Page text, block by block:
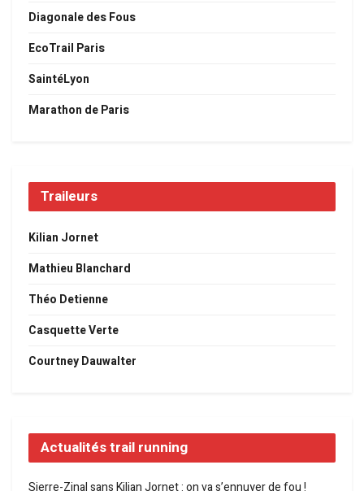
Diagonale des Fous
EcoTrail Paris
SaintéLyon
Marathon de Paris
Traileurs
Kilian Jornet
Mathieu Blanchard
Théo Detienne
Casquette Verte
Courtney Dauwalter
Actualités trail running